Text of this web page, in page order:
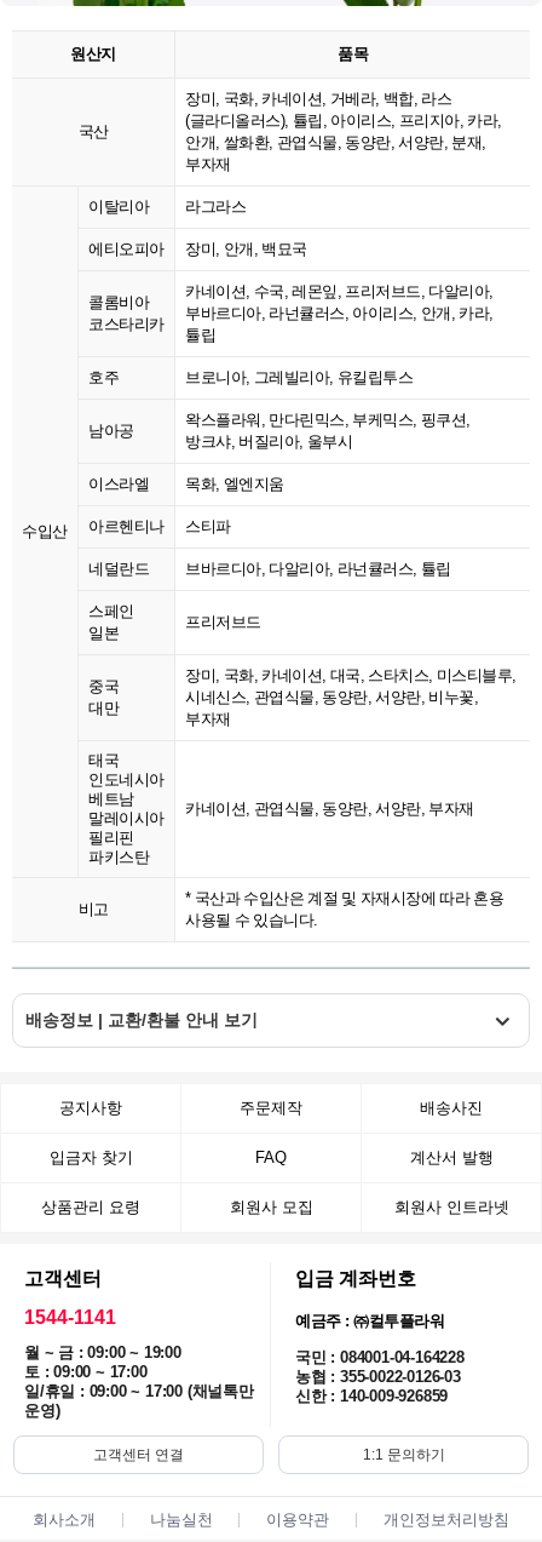
원산지 품목
국산
장미, 국화, 카네이션, 거베라, 백합, 라스
(글라디올러스), 튤립, 아이리스, 프리지아, 카라,
안개, 쌀화환, 관엽식물, 동양란, 서양란, 분재,
부자재
수입산
이탈리아 라그라스
에티오피아 장미, 안개, 백묘국
콜롬비아
코스타리카
카네이션, 수국, 레몬잎, 프리저브드, 다알리아,
부바르디아, 라넌큘러스, 아이리스, 안개, 카라,
튤립
호주 브로니아, 그레빌리아, 유킬립투스
남아공
왁스플라워, 만다린믹스, 부케믹스, 핑쿠션,
방크샤, 버질리아, 울부시
이스라엘 목화, 엘엔지움
아르헨티나 스티파
네덜란드 브바르디아, 다알리아, 라넌큘러스, 튤립
스페인
일본
프리저브드
중국
대만
장미, 국화, 카네이션, 대국, 스타치스, 미스티블루,
시네신스, 관엽식물, 동양란, 서양란, 비누꽃,
부자재
태국
인도네시아
베트남
말레이시아
필리핀
파키스탄
카네이션, 관엽식물, 동양란, 서양란, 부자재
비고
* 국산과 수입산은 계절 및 자재시장에 따라 혼용
사용될 수 있습니다.
배송정보 | 교환/환불 안내 보기
공지사항 주문제작 배송사진
입금자 찾기 FAQ 계산서 발행
상품관리 요령 회원사 모집 회원사 인트라넷
고객센터
1544-1141
월 ~ 금 : 09:00 ~ 19:00
토 : 09:00 ~ 17:00
일/휴일 : 09:00 ~ 17:00 (채널톡만
운영)
입금 계좌번호
예금주 : ㈜컬투플라워
국민 : 084001-04-164228
농협 : 355-0022-0126-03
신한 : 140-009-926859
고객센터 연결 1:1 문의하기
회사소개 나눔실천 이용약관 개인정보처리방침